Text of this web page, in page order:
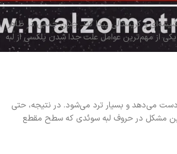
و کریستالی پیدا کند. چنین چسبی در ظاهر
یکی از مهم‌ترین عوامل علت جدا شدن پلکسی از لبه
می‌دهد و بسیار ترد می‌شود. در نتیجه، حتی
این مشکل در حروف لبه سوئدی که سطح مقطع